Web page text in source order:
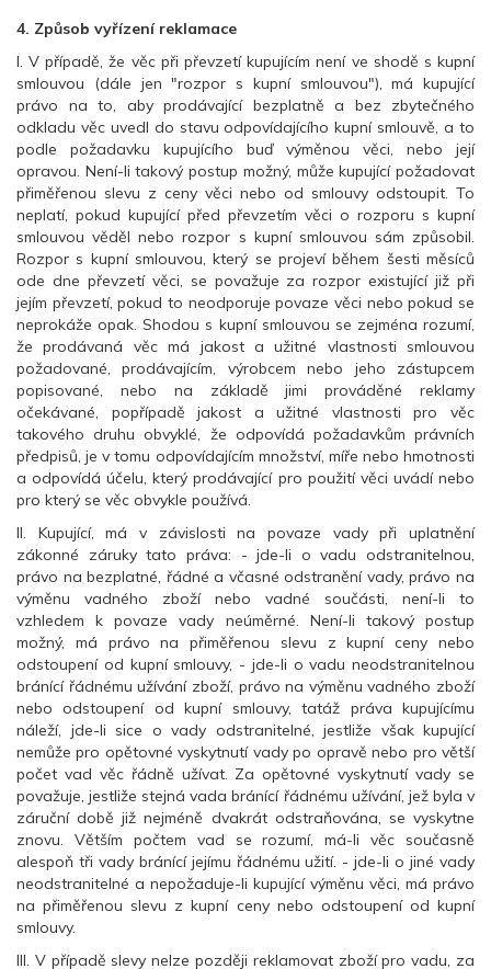
4. Způsob vyřízení reklamace
I. V případě, že věc při převzetí kupujícím není ve shodě s kupní
smlouvou (dále jen "rozpor s kupní smlouvou"), má kupující
právo na to, aby prodávající bezplatně a bez zbytečného
odkladu věc uvedl do stavu odpovídajícího kupní smlouvě, a to
podle požadavku kupujícího buď výměnou věci, nebo její
opravou. Není-li takový postup možný, může kupující požadovat
přiměřenou slevu z ceny věci nebo od smlouvy odstoupit. To
neplatí, pokud kupující před převzetím věci o rozporu s kupní
smlouvou věděl nebo rozpor s kupní smlouvou sám způsobil.
Rozpor s kupní smlouvou, který se projeví během šesti měsíců
ode dne převzetí věci, se považuje za rozpor existující již při
jejím převzetí, pokud to neodporuje povaze věci nebo pokud se
neprokáže opak. Shodou s kupní smlouvou se zejména rozumí,
že prodávaná věc má jakost a užitné vlastnosti smlouvou
požadované, prodávajícím, výrobcem nebo jeho zástupcem
popisované, nebo na základě jimi prováděné reklamy
očekávané, popřípadě jakost a užitné vlastnosti pro věc
takového druhu obvyklé, že odpovídá požadavkům právních
předpisů, je v tomu odpovídajícím množství, míře nebo hmotnosti
a odpovídá účelu, který prodávající pro použití věci uvádí nebo
pro který se věc obvykle používá.
II. Kupující, má v závislosti na povaze vady při uplatnění
zákonné záruky tato práva: - jde-li o vadu odstranitelnou,
právo na bezplatné, řádné a včasné odstranění vady, právo na
výměnu vadného zboží nebo vadné součásti, není-li to
vzhledem k povaze vady neúměrné. Není-li takový postup
možný, má právo na přiměřenou slevu z kupní ceny nebo
odstoupení od kupní smlouvy, - jde-li o vadu neodstranitelnou
bránící řádnému užívání zboží, právo na výměnu vadného zboží
nebo odstoupení od kupní smlouvy, tatáž práva kupujícímu
náleží, jde-li sice o vady odstranitelné, jestliže však kupující
nemůže pro opětovné vyskytnutí vady po opravě nebo pro větší
počet vad věc řádně užívat. Za opětovné vyskytnutí vady se
považuje, jestliže stejná vada bránící řádnému užívání, jež byla v
záruční době již nejméně dvakrát odstraňována, se vyskytne
znovu. Větším počtem vad se rozumí, má-li věc současně
alespoň tři vady bránící jejímu řádnému užití. - jde-li o jiné vady
neodstranitelné a nepožaduje-li kupující výměnu věci, má právo
na přiměřenou slevu z kupní ceny nebo odstoupení od kupní
smlouvy.
III. V případě slevy nelze později reklamovat zboží pro vadu, za